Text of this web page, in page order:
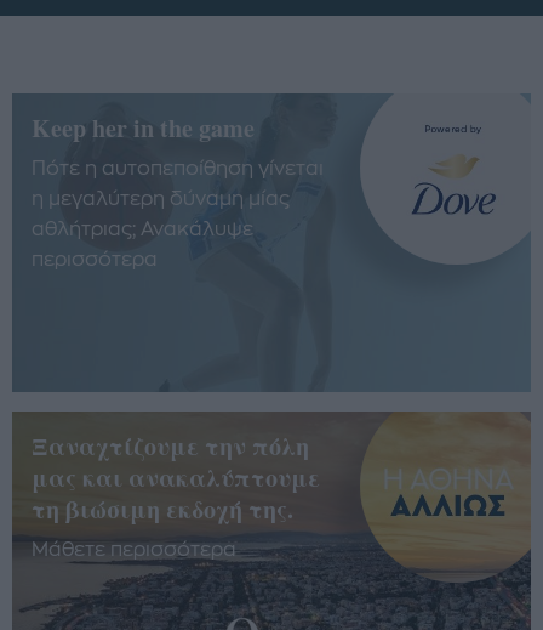
Keep her in the game
Πότε η αυτοπεποίθηση γίνεται
η μεγαλύτερη δύναμη μίας
αθλήτριας; Ανακάλυψε
περισσότερα
Ξαναχτίζουμε την πόλη
μας και ανακαλύπτουμε
τη βιώσιμη εκδοχή της.
Μάθετε περισσότερα